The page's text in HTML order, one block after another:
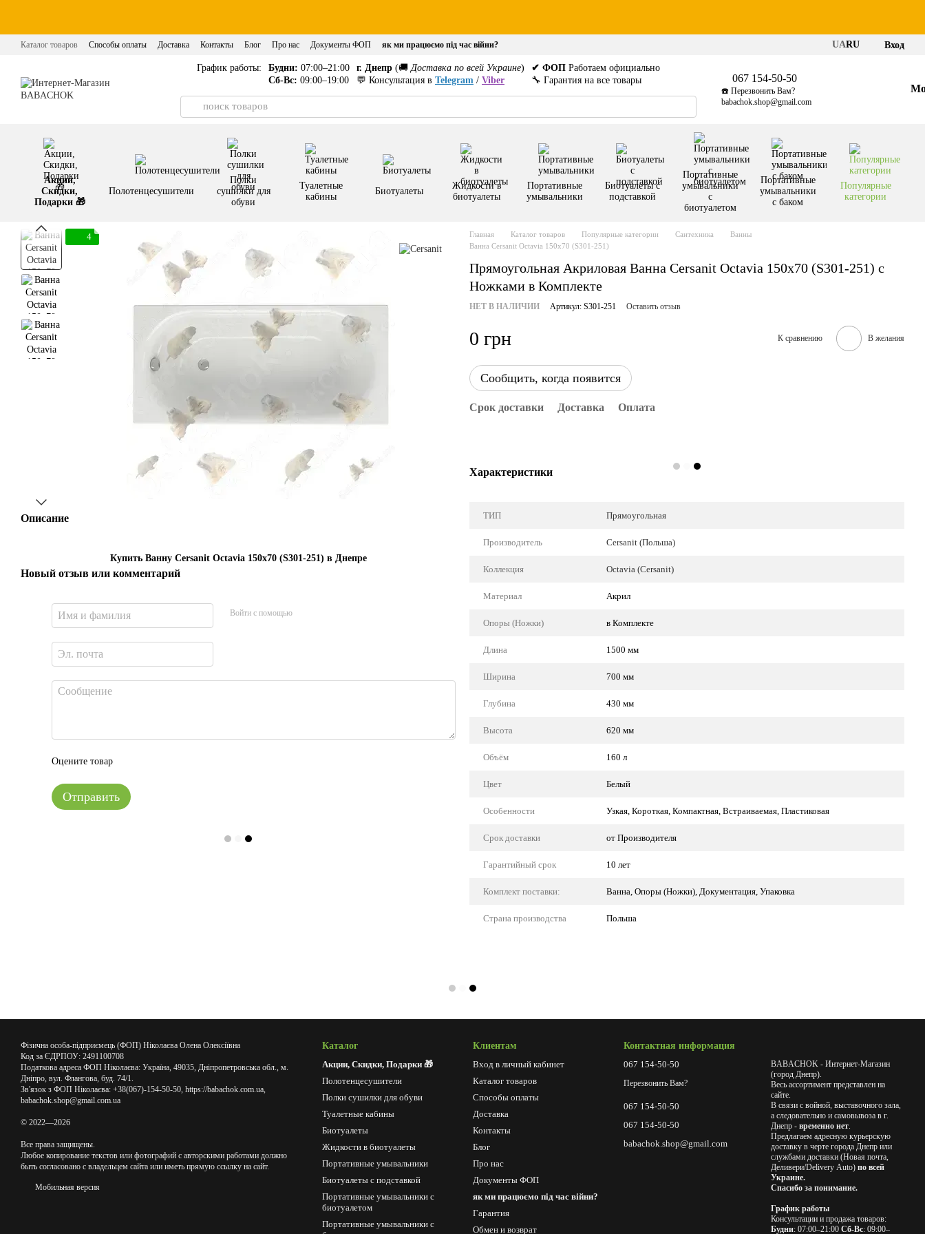
Каталог товаров Способы оплаты Доставка Контакты Блог Про нас Документы ФОП як ми працюємо під час війни? UARU Вход
График работы: Будни: 07:00–21:00
Сб-Вс: 09:00–19:00
г. Днепр (🚚 Доставка по всей Украине)
💬 Консультация в Telegram / Viber
✔ ФОП Работаем официально
🔧 Гарантия на все товары
067 154-50-50
☎️ Перезвонить Вам?
babachok.shop@gmail.com
Акции,
Скидки,
Подарки 🎁
Полотенцесушители
Полки
сушилки для
обуви
Туалетные
кабины
Биотуалеты
Жидкости в
биотуалеты
Портативные
умывальники
Биотуалеты с
подставкой
Портативные
умывальники
с
биотуалетом
Портативные
умывальники
с баком
Популярные
категории
4
Описание
Купить Ванну Cersanit Octavia 150x70 (S301-251) в Днепре
Новый отзыв или комментарий
Войти с помощью
Оцените товар
Отправить
Главная Каталог товаров Популярные категории Сантехника
Ванны
Ванна Cersanit Octavia 150x70 (S301-251)
Прямоугольная Акриловая Ванна Cersanit Octavia 150x70 (S301-251) с
Ножками в Комплекте
НЕТ В НАЛИЧИИ Артикул: S301-251 Оставить отзыв
0 грн К сравнению В желания
Сообщить, когда появится
Срок доставки Доставка Оплата
Характеристики
ТИП Прямоугольная
Производитель Cersanit (Польша)
Коллекция Octavia (Cersanit)
Материал Акрил
Опоры (Ножки) в Комплекте
Длина 1500 мм
Ширина 700 мм
Глубина 430 мм
Высота 620 мм
Объём 160 л
Цвет Белый
Особенности Узкая, Короткая, Компактная, Встраиваемая, Пластиковая
Срок доставки от Производителя
Гарантийный срок 10 лет
Комплект поставки: Ванна, Опоры (Ножки), Документация, Упаковка
Страна производства Польша
Фізична особа-підприємець (ФОП) Ніколаєва Олена Олексіївна
Код за ЄДРПОУ: 2491100708
Податкова адреса ФОП Ніколаєва: Україна, 49035, Дніпропетровська обл., м.
Дніпро, вул. Флангова, буд. 74/1.
Зв'язок з ФОП Ніколаєва: +38(067)-154-50-50, https://babachok.com.ua,
babachok.shop@gmail.com.ua
© 2022—2026
Все права защищены.
Любое копирование текстов или фотографий с авторскими работами должно
быть согласовано с владельцем сайта или иметь прямую ссылку на сайт.
Мобильная версия
Каталог
Акции, Скидки, Подарки 🎁
Полотенцесушители
Полки сушилки для обуви
Туалетные кабины
Биотуалеты
Жидкости в биотуалеты
Портативные умывальники
Биотуалеты с подставкой
Портативные умывальники с
биотуалетом
Портативные умывальники с
Клиентам
Вход в личный кабинет
Каталог товаров
Способы оплаты
Доставка
Контакты
Блог
Про нас
Документы ФОП
як ми працюємо під час війни?
Гарантия
Обмен и возврат
Контактная информация
067 154-50-50
Перезвонить Вам?
067 154-50-50
067 154-50-50
babachok.shop@gmail.com
BABACHOK - Интернет-Магазин
(город Днепр).
Весь ассортимент представлен на
сайте.
В связи с войной, выставочного зала,
а следовательно и самовывоза в г.
Днепр - временно нет.
Предлагаем адресную курьерскую
доставку в черте города Днепр или
службами доставки (Новая почта,
Деливери/Delivery Auto) по всей
Украине.
Спасибо за понимание.
График работы
Консультации и продажа товаров:
Будни: 07:00–21:00 Сб-Вс: 09:00–